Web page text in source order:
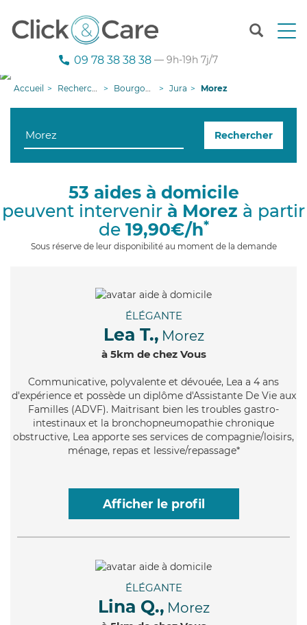
T
n
g
i
09 78 38 38 38 — 9h-19h 7j/7
Accueil Recherche aide à domicile Bourgogne-Franche-Comté Jura Morez
Rechercher
53 aides à domicile
peuvent intervenir à Morez à partir
de 19,90€/h*
Sous réserve de leur disponibilité au moment de la demande
ÉLÉGANTE
Lea T., Morez
à 5km de chez Vous
Communicative, polyvalente et dévouée, Lea a 4 ans
d'expérience et possède un diplôme d'Assistante De Vie aux
Familles (ADVF). Maitrisant bien les troubles gastro-
intestinaux et la bronchopneumopathie chronique
obstructive, Lea apporte ses services de compagnie/loisirs,
ménage, repas et lessive/repassage*
Afficher le profil
ÉLÉGANTE
Lina Q., Morez